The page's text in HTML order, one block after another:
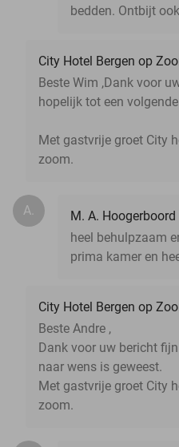
bedden. Ontbijt
City Hotel Bergen op
Beste Wim ,Dank voor
hopelijk tot een volgende
Met gastvrije groet City
zoom.
A.
M. A. Hoogerboord
heel behulpzaam
prima kamer en
City Hotel Bergen op
Beste Andre ,
Dank voor uw bericht
naar wens is geweest.
Met gastvrije groet City
zoom.